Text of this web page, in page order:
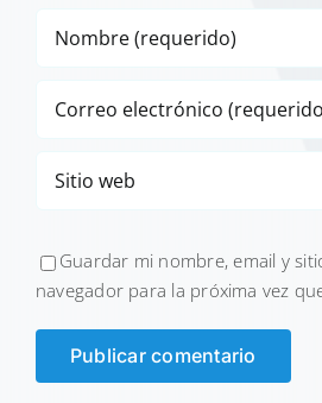
Guardar mi nombre, email y
navegador para la próxima vez